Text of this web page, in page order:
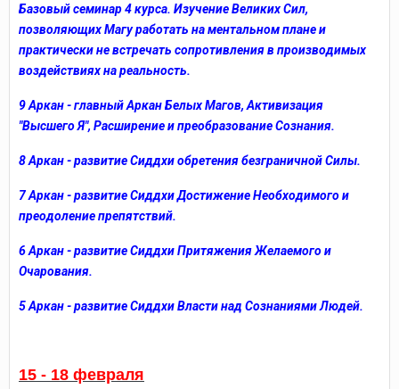
Базовый семинар 4 курса. Изучение Великих Сил,
позволяющих Магу работать на ментальном плане и
практически не встречать сопротивления в производимых
воздействиях на реальность.
9 Аркан - главный Аркан Белых Магов, Активизация
"Высшего Я", Расширение и преобразование Сознания.
8 Аркан - развитие Сиддхи обретения безграничной Силы.
7 Аркан - развитие Сиддхи Достижение Необходимого и
преодоление препятствий.
6 Аркан - развитие Сиддхи Притяжения Желаемого и
Очарования.
5 Аркан - развитие Сиддхи Власти над Сознаниями Людей.
15 - 18 февраля